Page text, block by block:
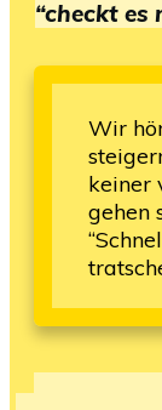
“checkt es
Wir
keiner
gehen